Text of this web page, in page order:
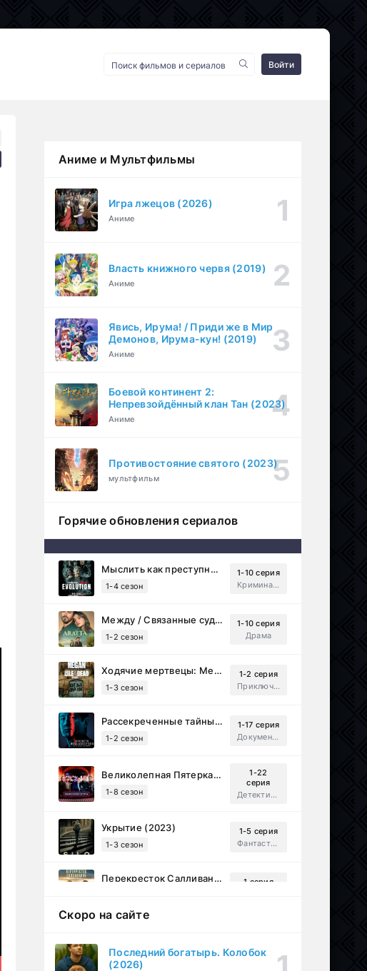
Войти
Аниме и Мультфильмы
Игра лжецов (2026)
Аниме
Власть книжного червя (2019)
Аниме
Явись, Ирума! / Приди же в Мир
Демонов, Ирума-кун! (2019)
Аниме
Боевой континент 2:
Непревзойдённый клан Тан (2023)
Аниме
Противостояние святого (2023)
мультфильм
Горячие обновления сериалов
Мыслить как преступник: Эволюция (2022)
1-4 сезон
1-10 серия
Криминал, Детектив, Триллер, Драма
Между / Связанные судьбой (2025)
1-2 сезон
1-10 серия
Драма
Ходячие мертвецы: Мертвый город (2023)
1-3 сезон
1-2 серия
Приключения, Ужасы, Триллер
Рассекреченные тайны с Дэвидом Духовны (2025)
1-2 сезон
1-17 серия
Документальный, Исторический, Sci-Fi
Великолепная Пятерка (2019)
1-8 сезон
1-22
серия
Детектив, Русский
Укрытие (2023)
1-3 сезон
1-5 серия
Фантастика, Триллер, Драма
Перекресток Салливанов (2023)
1 серия
1 сезон
Скоро на сайте
Последний богатырь. Колобок
(2026)